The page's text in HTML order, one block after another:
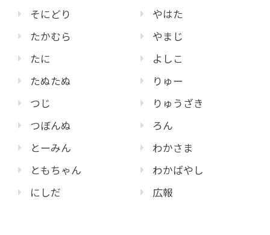
そにどり
たかむら
たに
たぬたぬ
つじ
つぼんぬ
とーみん
ともちゃん
にしだ
やはた
やまじ
よしこ
りゅー
りゅうざき
ろん
わかさま
わかばやし
広報